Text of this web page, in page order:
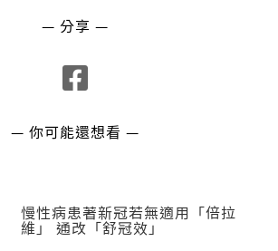
— 分享 —
— 你可能還想看 —
慢性病患著新冠若無適用「倍拉
維」 通改「舒冠效」